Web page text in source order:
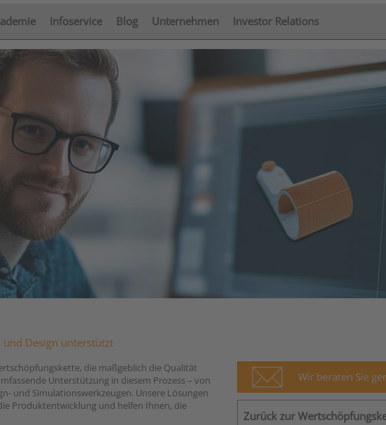
Infoservice Blog Unternehmen Investor Relations
und Design unterstützt
die maßgeblich die Qualität
Unterstützung in diesem Prozess – von
und Simulationswerkzeugen. Unsere Lösungen
Produktentwicklung und helfen Ihnen, die
Zurück zur